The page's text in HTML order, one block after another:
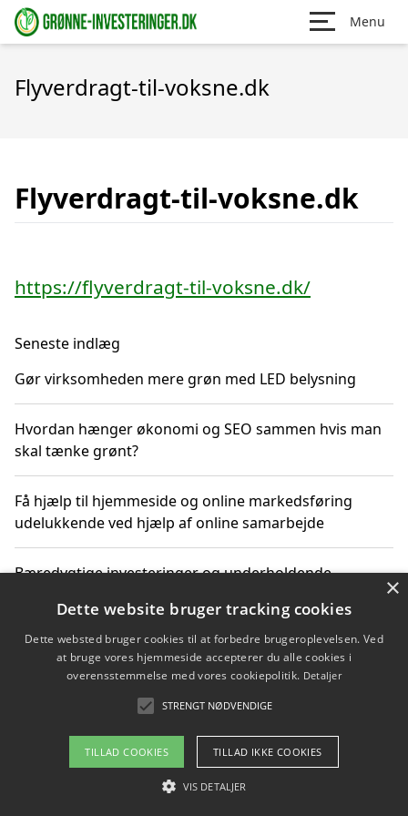
Menu
Flyverdragt-til-voksne.dk
Flyverdragt-til-voksne.dk
https://flyverdragt-til-voksne.dk/
Seneste indlæg
Gør virksomheden mere grøn med LED belysning
Hvordan hænger økonomi og SEO sammen hvis man
skal tænke grønt?
Få hjælp til hjemmeside og online markedsføring
udelukkende ved hjælp af online samarbejde
Bæredygtige investeringer og underholdende
Sådan kan online møder for virksomheder fremme
grønne investeringer
Copyright 2026 - Pilanto Aps
Om / kontakt
×
Dette website bruger tracking cookies
Dette websted bruger cookies til at forbedre brugeroplevelsen. Ved
at bruge vores hjemmeside accepterer du alle cookies i
overensstemmelse med vores cookiepolitik. Detaljer
STRENGT NØDVENDIGE
TILLAD COOKIES TILLAD IKKE COOKIES
VIS DETALJER